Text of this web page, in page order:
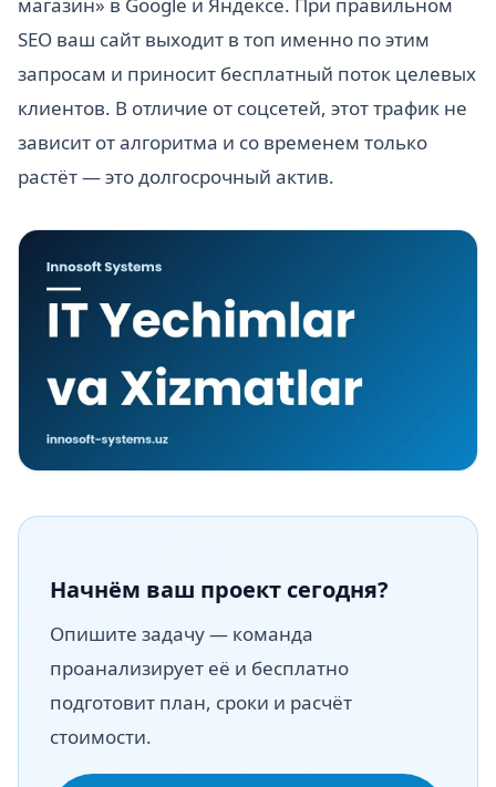
SEO ваш сайт выходит в топ именно по этим
запросам и приносит бесплатный поток целевых
клиентов. В отличие от соцсетей, этот трафик не
зависит от алгоритма и со временем только
растёт — это долгосрочный актив.
Начнём ваш проект сегодня?
Опишите задачу — команда
проанализирует её и бесплатно
подготовит план, сроки и расчёт
стоимости.